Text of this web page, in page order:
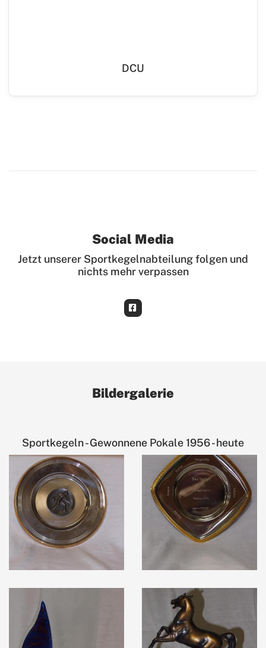
DCU
Social Media
Jetzt unserer Sportkegelnabteilung folgen und
nichts mehr verpassen
Bildergalerie
Sportkegeln - Gewonnene Pokale 1956 - heute